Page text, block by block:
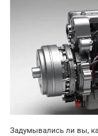
Задумывались ли вы,